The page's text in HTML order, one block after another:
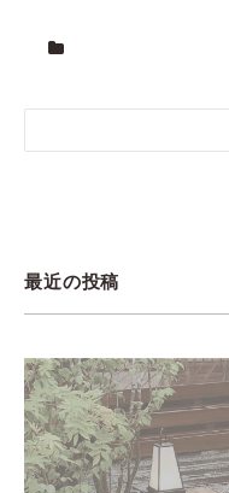
最近の投稿